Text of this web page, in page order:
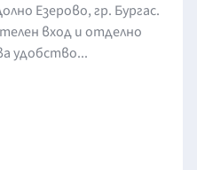
Езерово, гр. Бургас.
вход и отделно
удобство...